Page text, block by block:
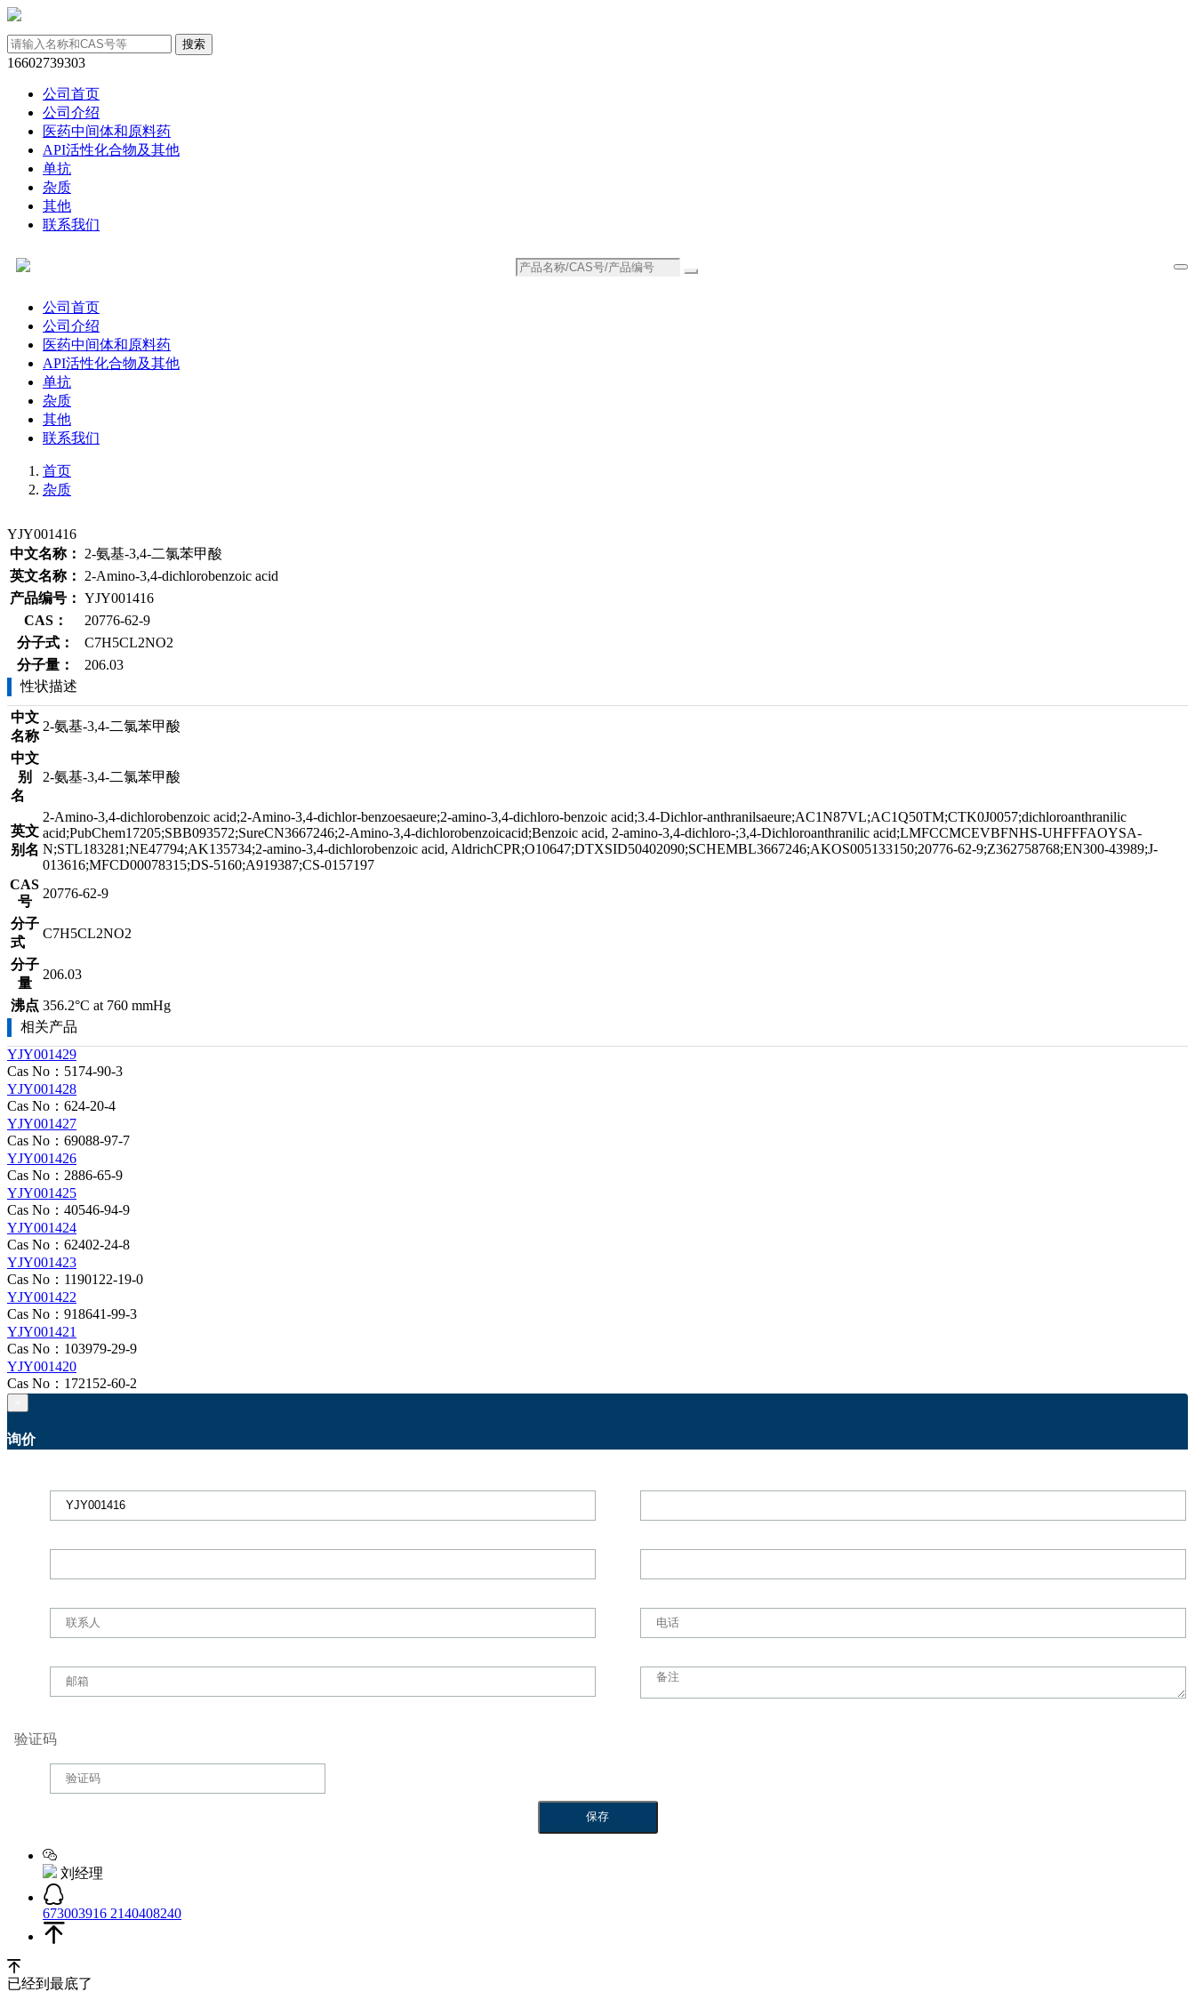
16602739303
公司首页
公司介绍
医药中间体和原料药
API活性化合物及其他
单抗
杂质
其他
联系我们
公司首页
公司介绍
医药中间体和原料药
API活性化合物及其他
单抗
杂质
其他
联系我们
首页
杂质
YJY001416
中文名称：
2-氨基-3,4-二氯苯甲酸
英文名称：
2-Amino-3,4-dichlorobenzoic acid
产品编号： YJY001416
CAS：
20776-62-9
分子式：
C7H5CL2NO2
分子量：
206.03
性状描述
中文
名称
2-氨基-3,4-二氯苯甲酸
中文
别
名
2-氨基-3,4-二氯苯甲酸
英文
别名
2-Amino-3,4-dichlorobenzoic acid;2-Amino-3,4-dichlor-benzoesaeure;2-amino-3,4-dichloro-benzoic acid;3.4-Dichlor-anthranilsaeure;AC1N87VL;AC1Q50TM;CTK0J0057;dichloroanthranilic
acid;PubChem17205;SBB093572;SureCN3667246;2-Amino-3,4-dichlorobenzoicacid;Benzoic acid, 2-amino-3,4-dichloro-;3,4-Dichloroanthranilic acid;LMFCCMCEVBFNHS-UHFFFAOYSA-
N;STL183281;NE47794;AK135734;2-amino-3,4-dichlorobenzoic acid, AldrichCPR;O10647;DTXSID50402090;SCHEMBL3667246;AKOS005133150;20776-62-9;Z362758768;EN300-43989;J-
013616;MFCD00078315;DS-5160;A919387;CS-0157197
CAS
号
20776-62-9
分子
式
C7H5CL2NO2
分子
量
206.03
沸点 356.2°C at 760 mmHg
相关产品
YJY001429
Cas No：5174-90-3
YJY001428
Cas No：624-20-4
YJY001427
Cas No：69088-97-7
YJY001426
Cas No：2886-65-9
YJY001425
Cas No：40546-94-9
YJY001424
Cas No：62402-24-8
YJY001423
Cas No：1190122-19-0
YJY001422
Cas No：918641-99-3
YJY001421
Cas No：103979-29-9
YJY001420
Cas No：172152-60-2
询价
验证码
刘经理
673003916 2140408240
已经到最底了